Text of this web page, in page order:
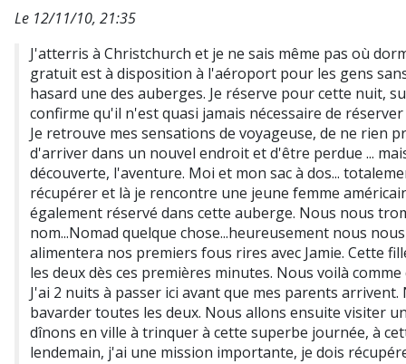
Le 12/11/10, 21:35
J'atterris à Christchurch et je ne sais même pas où
gratuit est à disposition à l'aéroport pour les gens
hasard une des auberges. Je réserve pour cette nuit,
confirme qu'il n'est quasi jamais nécessaire de
Je retrouve mes sensations de voyageuse, de ne rien
d'arriver dans un nouvel endroit et d'être perdue ...
découverte, l'aventure. Moi et mon sac à dos...
récupérer et là je rencontre une jeune femme
également réservé dans cette auberge. Nous nous
nom...Nomad quelque chose...heureusement nous
alimentera nos premiers fous rires avec Jamie. Cette
les deux dès ces premières minutes. Nous voilà
J'ai 2 nuits à passer ici avant que mes parents
bavarder toutes les deux. Nous allons ensuite visiter
dînons en ville à trinquer à cette superbe journée, à
lendemain, j'ai une mission importante, je dois